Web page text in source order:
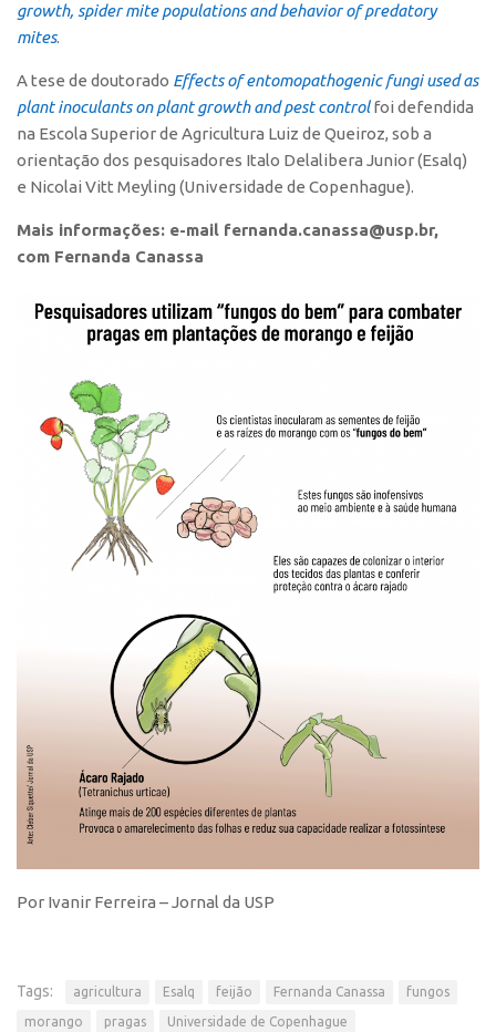
growth, spider mite populations and behavior of predatory
mites.
A tese de doutorado Effects of entomopathogenic fungi used as
plant inoculants on plant growth and pest control foi defendida
na Escola Superior de Agricultura Luiz de Queiroz, sob a
orientação dos pesquisadores Italo Delalibera Junior (Esalq)
e Nicolai Vitt Meyling (Universidade de Copenhague).
Mais informações: e-mail fernanda.canassa@usp.br,
com Fernanda Canassa
Por Ivanir Ferreira – Jornal da USP
Tags: agricultura Esalq feijão Fernanda Canassa fungos
morango pragas Universidade de Copenhague